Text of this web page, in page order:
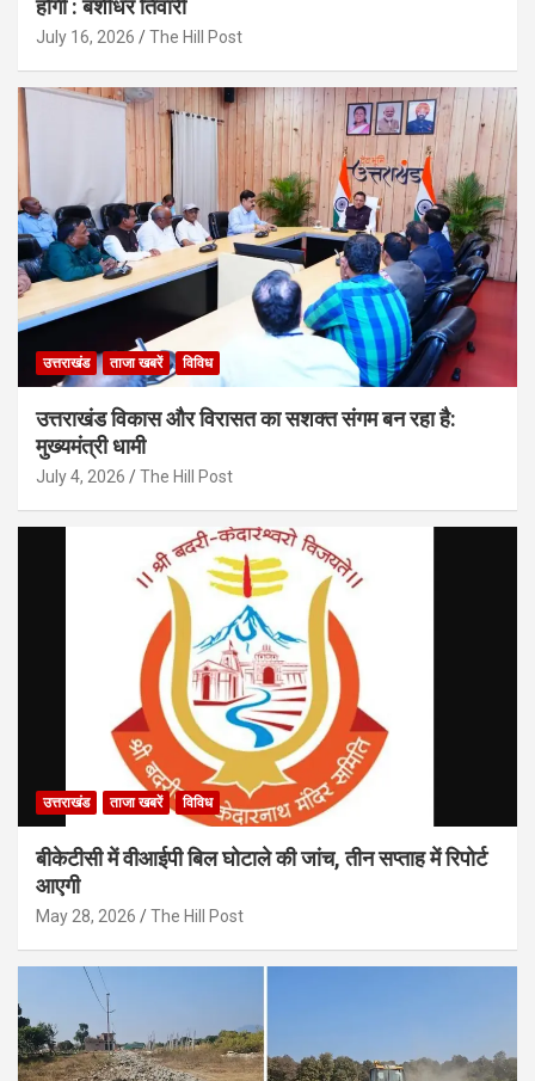
होगी : बंशीधर तिवारी
July 16, 2026 The Hill Post
उत्तराखंड ताजा खबरें विविध
उत्तराखंड विकास और विरासत का सशक्त संगम बन रहा है:
मुख्यमंत्री धामी
July 4, 2026 The Hill Post
उत्तराखंड ताजा खबरें विविध
बीकेटीसी में वीआईपी बिल घोटाले की जांच, तीन सप्ताह में रिपोर्ट
आएगी
May 28, 2026 The Hill Post